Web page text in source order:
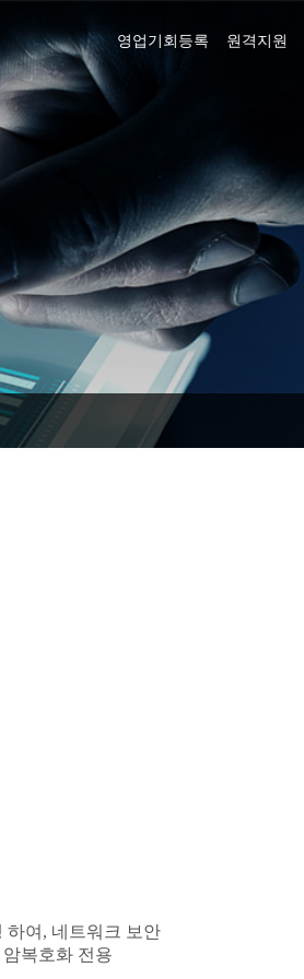
원격지원
영업기회등록
하여, 네트워크 보안
복호화 전용